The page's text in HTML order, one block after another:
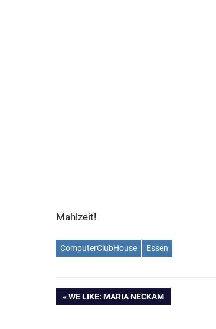
Mahlzeit!
ComputerClubHouse Essen
Beitragsnavigation
VORHERIGER
WE LIKE: MARIA NECKAM